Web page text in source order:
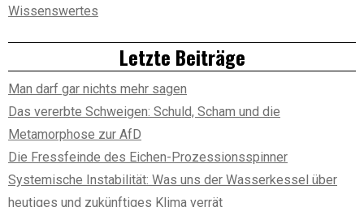
Wissenswertes
Letzte Beiträge
Man darf gar nichts mehr sagen
Das vererbte Schweigen: Schuld, Scham und die
Metamorphose zur AfD
Die Fressfeinde des Eichen-Prozessionsspinner
Systemische Instabilität: Was uns der Wasserkessel über
heutiges und zukünftiges Klima verrät